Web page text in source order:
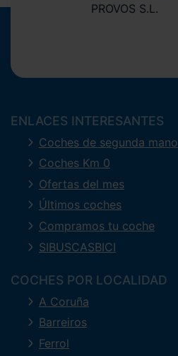
PROVOS S.L.
ENLACES INTERESANTES
Coches de segunda mano
Coches Km 0
Ofertas del mes
Últimos coches
Compramos tu coche
SIBUSCASBICI
COCHES POR LOCALIDAD
A Coruña
Barreiros
Ferrol